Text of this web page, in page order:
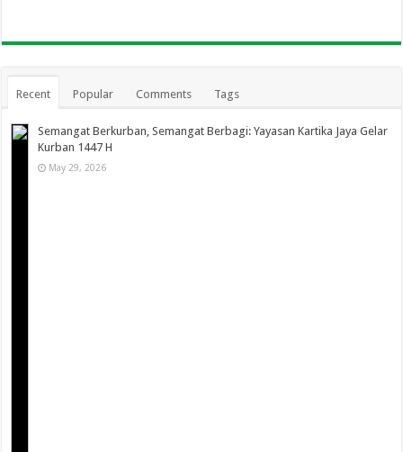
Recent Popular Comments Tags
Semangat Berkurban, Semangat Berbagi: Yayasan Kartika Jaya Gelar
Kurban 1447 H
May 29, 2026